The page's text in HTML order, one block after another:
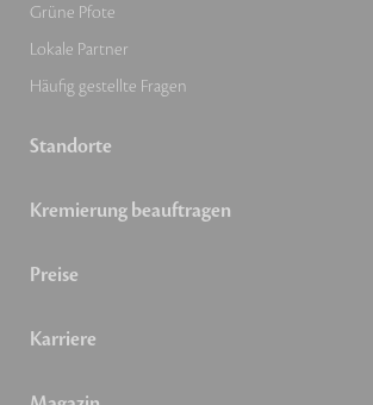
Grüne Pfote
Lokale Partner
Häufig gestellte Fragen
Standorte
Kremierung beauftragen
Preise
Karriere